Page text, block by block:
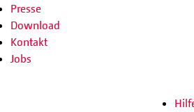
Presse
Download
Kontakt
Jobs